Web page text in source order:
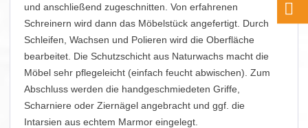
und anschließend zugeschnitten. Von erfahrenen
Schreinern wird dann das Möbelstück angefertigt. Durch
Schleifen, Wachsen und Polieren wird die Oberfläche
bearbeitet. Die Schutzschicht aus Naturwachs macht die
Möbel sehr pflegeleicht (einfach feucht abwischen). Zum
Abschluss werden die handgeschmiedeten Griffe,
Scharniere oder Ziernägel angebracht und ggf. die
Intarsien aus echtem Marmor eingelegt.